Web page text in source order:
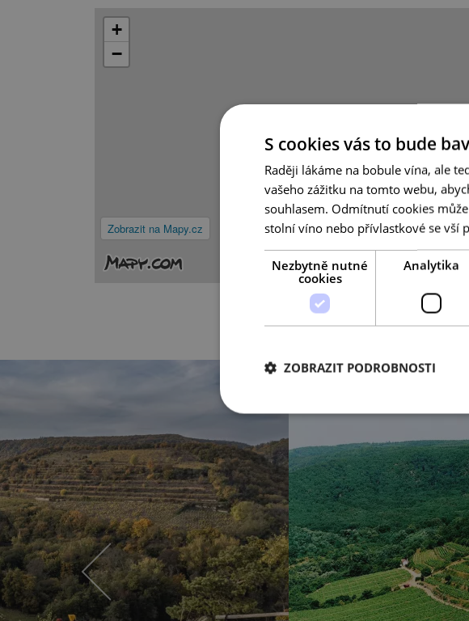
Zobrazit na Mapy.cz
+
−
S cookies vás to bude
Raději lákáme na bobule vína, ale
vašeho zážitku na tomto webu,
souhlasem. Odmítnutí cookies
stolní víno nebo přívlastkové se vší
Nezbytně nutné
cookies
Analytika
ZOBRAZIT PODROBNOSTI